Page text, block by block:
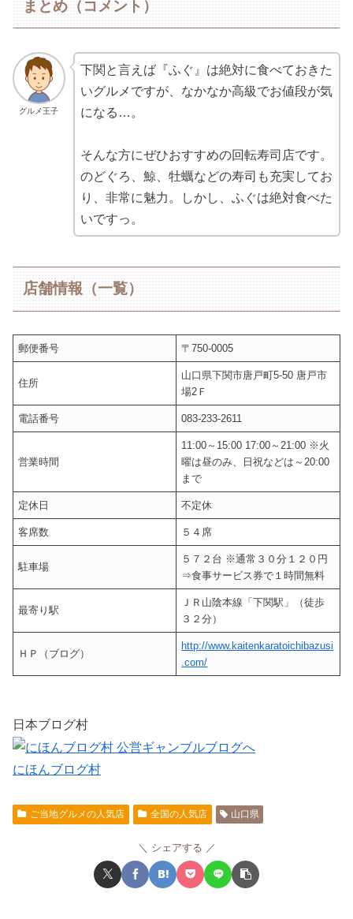
まとめ（コメント）
グルメ王子
下関と言えば『ふぐ』は絶対に食べておきた
いグルメですが、なかなか高級でお値段が気
になる…。
そんな方にぜひおすすめの回転寿司店です。
のどぐろ、鯨、牡蠣などの寿司も充実してお
り、非常に魅力。しかし、ふぐは絶対食べた
いですっ。
店舗情報（一覧）
郵便番号 〒750-0005
住所
山口県下関市唐戸町5-50 唐戸市
場2Ｆ
電話番号 083-233-2611
営業時間
11:00～15:00 17:00～21:00 ※火
曜は昼のみ、日祝などは～20:00
まで
定休日 不定休
客席数 ５４席
駐車場
５７２台 ※通常３０分１２０円
⇒食事サービス券で１時間無料
最寄り駅
ＪＲ山陰本線「下関駅」（徒歩
３２分）
ＨＰ（ブログ）
http://www.kaitenkaratoichibazusi
.com/
日本ブログ村
にほんブログ村
ご当地グルメの人気店 全国の人気店 山口県
シェアする